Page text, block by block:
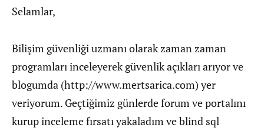
Selamlar,
Bilişim güvenliği uzmanı olarak zaman zaman
programları inceleyerek güvenlik açıkları arıyor ve
blogumda (http://www.mertsarica.com) yer
veriyorum. Geçtiğimiz günlerde forum ve portalını
kurup inceleme fırsatı yakaladım ve blind sql